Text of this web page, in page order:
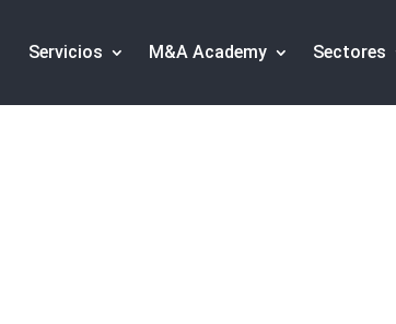
Servicios M&A Academy Sectores